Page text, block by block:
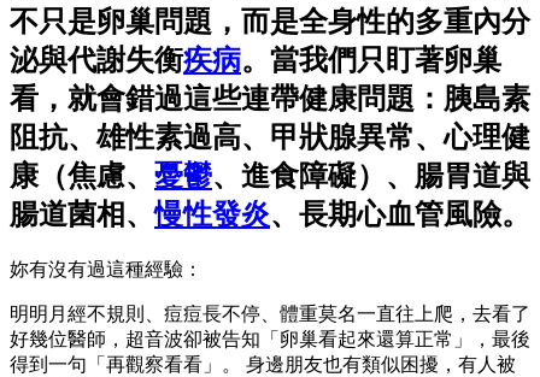
不只是卵巢問題，而是全身性的多重內分
泌與代謝失衡疾病。當我們只盯著卵巢
看，就會錯過這些連帶健康問題：胰島素
阻抗、雄性素過高、甲狀腺異常、心理健
康（焦慮、 憂鬱、進食障礙）、腸胃道與
腸道菌相、慢性發炎、長期心血管風險。
妳有沒有過這種經驗：
明明月經不規則、痘痘長不停、體重莫名一直往上爬，去看了
好幾位醫師，超音波卻被告知「卵巢看起來還算正常」，最後
得到一句「再觀察看看」。 身邊朋友也有類似困擾，有人被